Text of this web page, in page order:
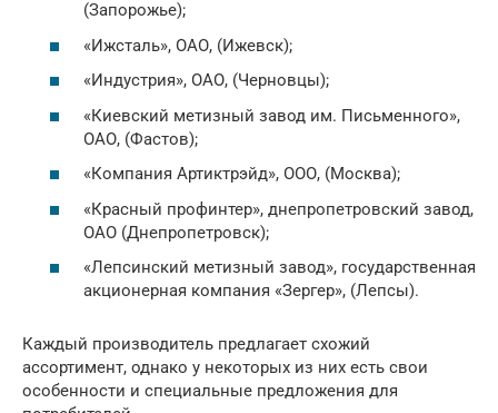
(Запорожье);
«Ижсталь», ОАО, (Ижевск);
«Индустрия», ОАО, (Черновцы);
«Киевский метизный завод им. Письменного»,
ОАО, (Фастов);
«Компания Артиктрэйд», ООО, (Москва);
«Красный профинтер», днепропетровский завод,
ОАО (Днепропетровск);
«Лепсинский метизный завод», государственная
акционерная компания «Зергер», (Лепсы).
Каждый производитель предлагает схожий
ассортимент, однако у некоторых из них есть свои
особенности и специальные предложения для